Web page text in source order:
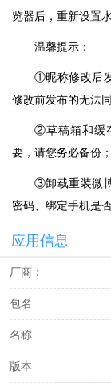
览器后，重新设置水
温馨提示：
①昵称修改后
修改前发布的无法
②草稿箱和缓
要，请您务必备份；
③卸载重装微
密码、绑定手机是
应用信息
厂商：
包名
名称
版本